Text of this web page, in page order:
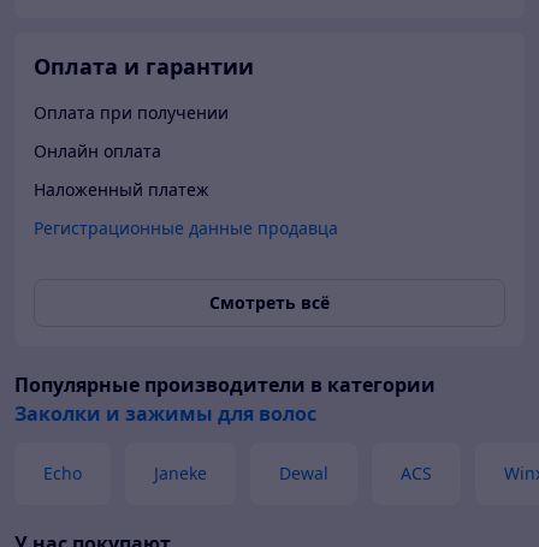
Оплата и гарантии
Оплата при получении
Онлайн оплата
Наложенный платеж
Регистрационные данные продавца
Смотреть всё
Популярные производители в категории
Заколки и зажимы для волос
Echo Janeke Dewal ACS